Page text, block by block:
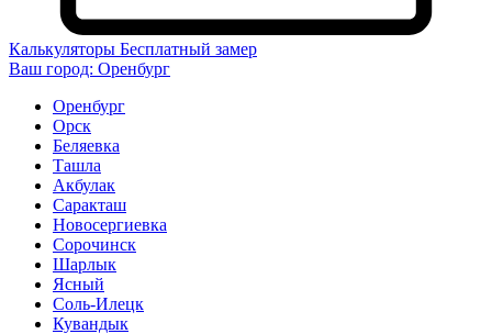
Калькуляторы Бесплатный замер
Ваш город: Оренбург
Оренбург
Орск
Беляевка
Ташла
Акбулак
Саракташ
Новосергиевка
Сорочинск
Шарлык
Ясный
Соль-Илецк
Кувандык